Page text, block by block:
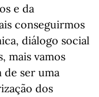
e da
conseguirmos
diálogo social
mais vamos
ser uma
dos